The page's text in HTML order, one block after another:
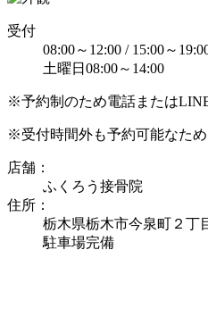
受付
08:00～12:00 / 15:00～
土曜日08:00～14:00
※予約制のため電話または
※受付時間外も予約可能なため
店舗：
ふくろう接骨院
住所：
栃木県栃木市今泉町２丁
駐車場完備